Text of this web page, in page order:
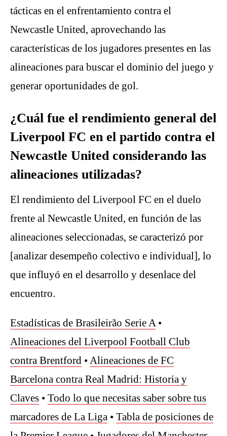
tácticas en el enfrentamiento contra el
Newcastle United, aprovechando las
características de los jugadores presentes en las
alineaciones para buscar el dominio del juego y
generar oportunidades de gol.
¿Cuál fue el rendimiento general del
Liverpool FC en el partido contra el
Newcastle United considerando las
alineaciones utilizadas?
El rendimiento del Liverpool FC en el duelo
frente al Newcastle United, en función de las
alineaciones seleccionadas, se caracterizó por
[analizar desempeño colectivo e individual], lo
que influyó en el desarrollo y desenlace del
encuentro.
Estadísticas de Brasileirão Serie A •
Alineaciones del Liverpool Football Club
contra Brentford • Alineaciones de FC
Barcelona contra Real Madrid: Historia y
Claves • Todo lo que necesitas saber sobre tus
marcadores de La Liga • Tabla de posiciones de